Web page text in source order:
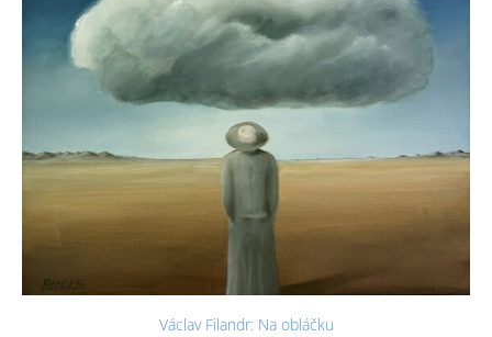
Václav Filandr: Na obláčku